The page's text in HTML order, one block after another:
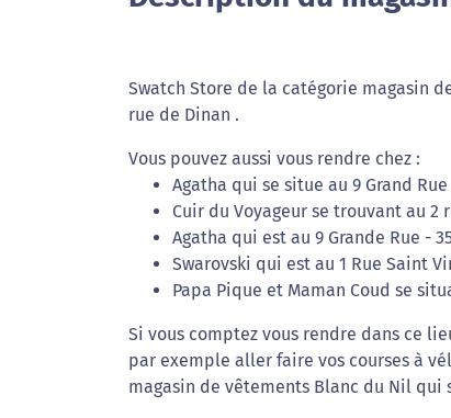
Swatch Store de la catégorie magasin
rue de Dinan .
Vous pouvez aussi vous rendre chez :
Agatha qui se situe au 9 Grand
Cuir du Voyageur se trouvant au
Agatha qui est au 9 Grande Rue -
Swarovski qui est au 1 Rue Saint
Papa Pique et Maman Coud se
Si vous comptez vous rendre dans ce
par exemple aller faire vos courses à
magasin de vêtements Blanc du Nil qui